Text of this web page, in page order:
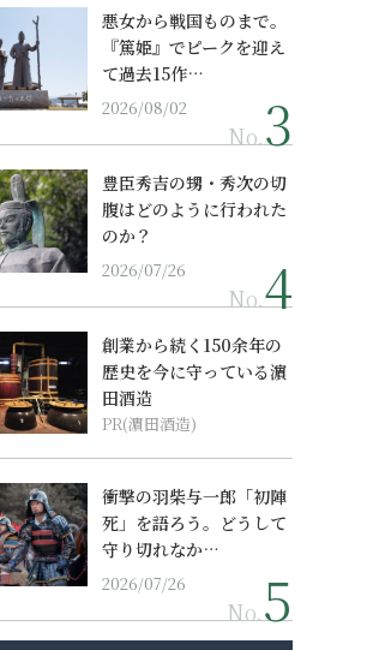
悪女から戦国ものまで。
『篤姫』でピークを迎え
て過去15作…
2026/08/02
No.
豊臣秀吉の甥・秀次の切
腹はどのように行われた
のか？
2026/07/26
No.
創業から続く150余年の
歴史を今に守っている濵
田酒造
PR(濵田酒造)
衝撃の羽柴与一郎「初陣
死」を語ろう。どうして
守り切れなか…
2026/07/26
No.